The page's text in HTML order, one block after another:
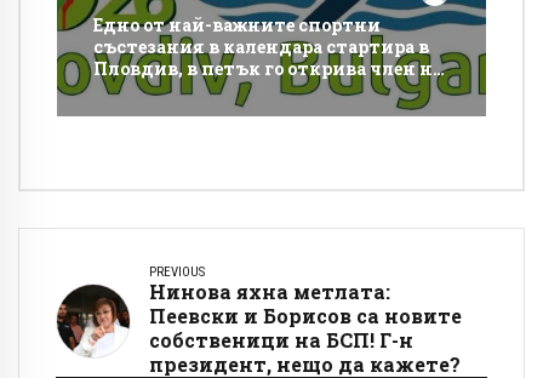
Едно от най-важните спортни
състезания в календара стартира в
Пловдив, в петък го открива член на
МОК и важен спортен шеф
PREVIOUS
Нинова яхна метлата:
Пеевски и Борисов са новите
собственици на БСП! Г-н
президент, нещо да кажете?